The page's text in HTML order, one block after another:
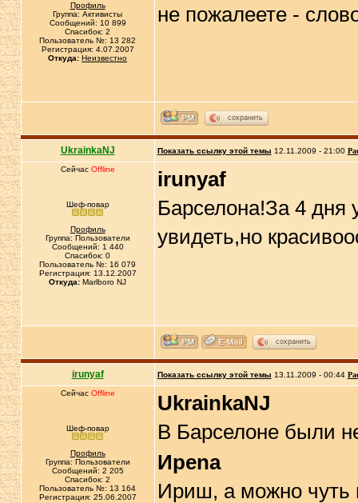
Профиль
Группа: Активисты
Сообщений: 10 899
Спасибок: 2
Пользователь №: 13 282
Регистрация: 4.07.2007
Откуда: Неизвестно
не пожалеете -
сохранить
UkrainkaNJ Показать ссылку этой темы 12.11.2009 - 21:00
Сейчас Offline
Шеф-повар
Профиль
Группа: Пользователи
Сообщений: 1 440
Спасибок: 0
Пользователь №: 16 079
Регистрация: 13.12.2007
Откуда: Marlboro NJ
irunyaf
Барселона!За 4 дня
увидеть,но
сохранить
irunyaf Показать ссылку этой темы 13.11.2009 - 00:44
Сейчас Offline
Шеф-повар
Профиль
Группа: Пользователи
Сообщений: 2 205
Спасибок: 2
Пользователь №: 13 164
Регистрация: 25.06.2007
UkrainkaNJ
В Барселоне были
Иpena
Ириш, а можно чуть